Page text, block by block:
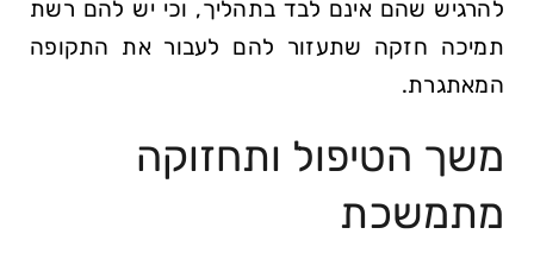
להרגיש שהם אינם לבד בתהליך, וכי יש להם רשת
תמיכה חזקה שתעזור להם לעבור את התקופה
המאתגרת.
משך הטיפול ותחזוקה
מתמשכת